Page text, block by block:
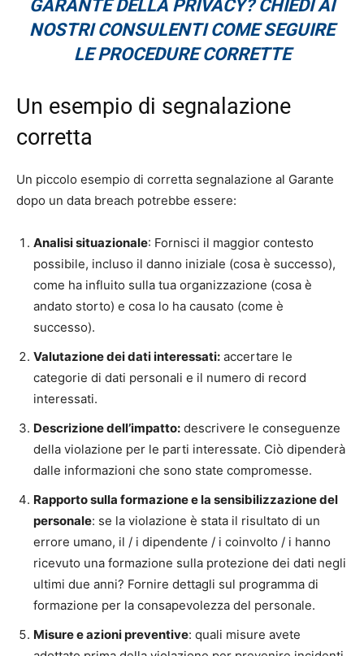
GARANTE DELLA PRIVACY? CHIEDI AI
NOSTRI CONSULENTI COME SEGUIRE
LE PROCEDURE CORRETTE
Un esempio di segnalazione
corretta
Un piccolo esempio di corretta segnalazione al Garante
dopo un data breach potrebbe essere:
Analisi situazionale: Fornisci il maggior contesto
possibile, incluso il danno iniziale (cosa è successo),
come ha influito sulla tua organizzazione (cosa è
andato storto) e cosa lo ha causato (come è
successo).
Valutazione dei dati interessati: accertare le
categorie di dati personali e il numero di record
interessati.
Descrizione dell’impatto: descrivere le conseguenze
della violazione per le parti interessate. Ciò dipenderà
dalle informazioni che sono state compromesse.
Rapporto sulla formazione e la sensibilizzazione del
personale: se la violazione è stata il risultato di un
errore umano, il / i dipendente / i coinvolto / i hanno
ricevuto una formazione sulla protezione dei dati negli
ultimi due anni? Fornire dettagli sul programma di
formazione per la consapevolezza del personale.
Misure e azioni preventive: quali misure avete